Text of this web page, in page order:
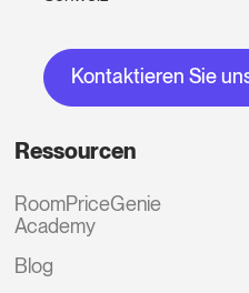
Kontaktieren Sie
Ressourcen
RoomPriceGenie
Academy
Blog